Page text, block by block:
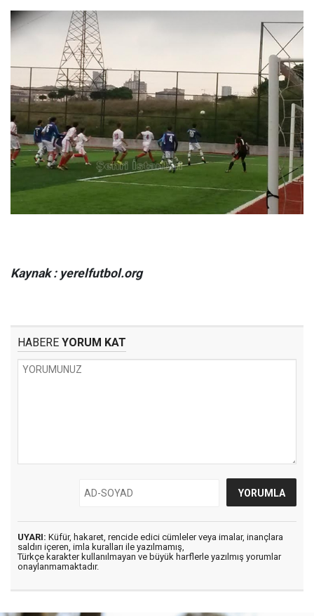
Kaynak : yerelfutbol.org
HABERE YORUM KAT
UYARI: Küfür, hakaret, rencide edici cümleler veya imalar, inançlara
saldırı içeren, imla kuralları ile yazılmamış,
Türkçe karakter kullanılmayan ve büyük harflerle yazılmış yorumlar
onaylanmamaktadır.